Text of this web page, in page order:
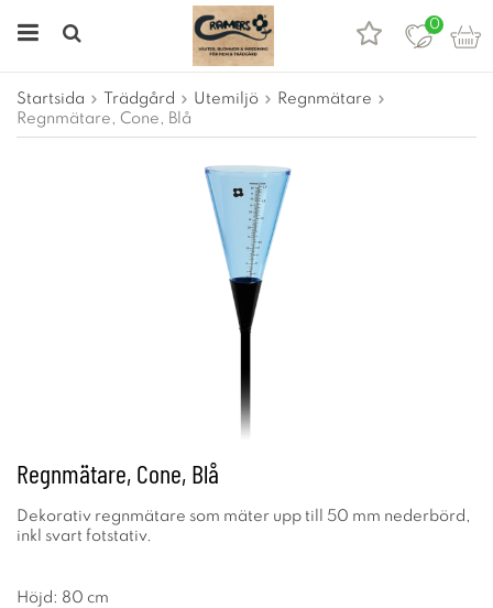
0
Startsida Trädgård Utemiljö
Regnmätare
Regnmätare, Cone, Blå
Regnmätare, Cone, Blå
Dekorativ regnmätare som mäter upp till 50 mm nederbörd,
inkl svart fotstativ.
Höjd: 80 cm